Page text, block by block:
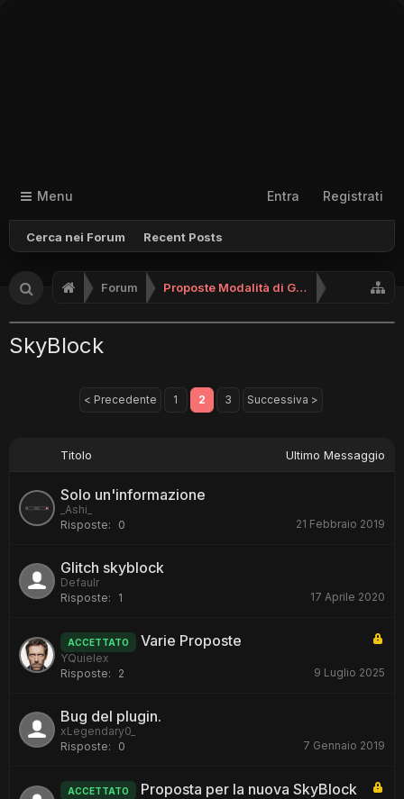
Menu
Cerca nei Forum Recent Posts
Entra Registrati
Forum Proposte Modalità di Gioco (No Supporto)
SkyBlock
< Precedente 1 2 3 Successiva >
Titolo Ultimo Messaggio
Solo un'informazione
_Ashi_
Risposte:
0 21 Febbraio 2019
Glitch skyblock
Defaulr
Risposte:
1 17 Aprile 2020
ACCETTATO Varie Proposte
YQuielex
Risposte:
2 9 Luglio 2025
Bug del plugin.
xLegendary0_
Risposte:
0 7 Gennaio 2019
ACCETTATO Proposta per la nuova SkyBlock